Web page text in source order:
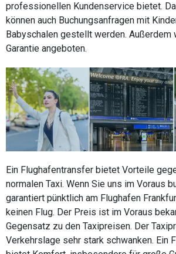
professionellen Kundenservice bietet.
können auch Buchungsanfragen mit
Babyschalen gestellt werden. Außerdem
Garantie angeboten.
Ein Flughafentransfer bietet Vorteile
normalen Taxi. Wenn Sie uns im Voraus
garantiert pünktlich am Flughafen
keinen Flug. Der Preis ist im Voraus
Gegensatz zu den Taxipreisen. Der
Verkehrslage sehr stark schwanken. Ein